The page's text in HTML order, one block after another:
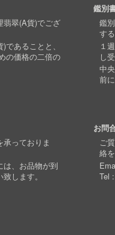
翡翠(A貨)でござ
あることと、
の価格の二倍の
鑑別
鑑
す
１
し
中
前
っておりま
は、お品物が到
します。
お問
ご
絡
Tel